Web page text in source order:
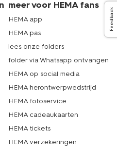
Feedback
meer voor HEMA fans
HEMA app
HEMA pas
lees onze folders
folder via Whatsapp ontvangen
HEMA op social media
HEMA herontwerpwedstrijd
HEMA fotoservice
HEMA cadeaukaarten
HEMA tickets
HEMA verzekeringen